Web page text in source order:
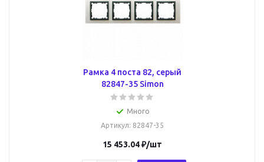
Рамка 4 поста 82, серый
82847-35 Simon
Много
Артикул: 82847-35
15 453.04₽/шт